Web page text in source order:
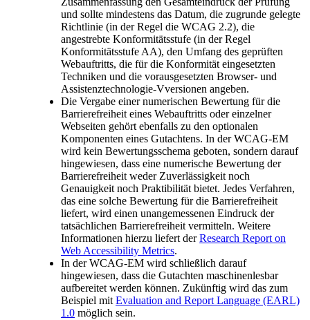
und sollte mindestens das Datum, die zugrunde gelegte
Richtlinie (in der Regel die WCAG 2.2), die
angestrebte Konformitätsstufe (in der Regel
Konformitätsstufe AA), den Umfang des geprüften
Webauftritts, die für die Konformität eingesetzten
Techniken und die vorausgesetzten Browser- und
Assistenztechnologie-Vversionen angeben.
Die Vergabe einer numerischen Bewertung für die
Barrierefreiheit eines Webauftritts oder einzelner
Webseiten gehört ebenfalls zu den optionalen
Komponenten eines Gutachtens. In der WCAG-EM
wird kein Bewertungsschema geboten, sondern darauf
hingewiesen, dass eine numerische Bewertung der
Barrierefreiheit weder Zuverlässigkeit noch
Genauigkeit noch Praktibilität bietet. Jedes Verfahren,
das eine solche Bewertung für die Barrierefreiheit
liefert, wird einen unangemessenen Eindruck der
tatsächlichen Barrierefreiheit vermitteln. Weitere
Informationen hierzu liefert derResearch Report on
Web Accessibility Metrics.
In der WCAG-EM wird schließlich darauf
hingewiesen, dass die Gutachten maschinenlesbar
aufbereitet werden können. Zukünftig wird das zum
Beispiel mit Evaluation and Report Language (EARL)
1.0 möglich sein.